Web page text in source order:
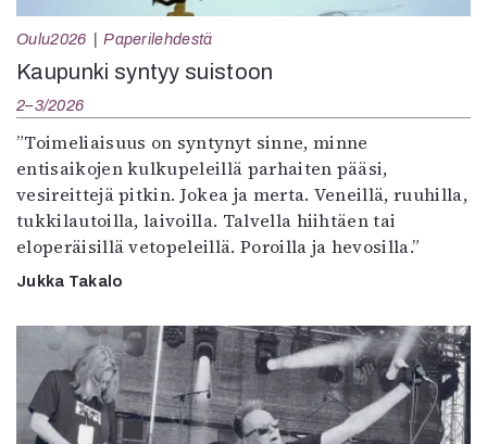
Oulu2026 Paperilehdestä
Kaupunki syntyy suistoon
2–3/2026
”Toimeliaisuus on syntynyt sinne, minne
entisaikojen kulkupeleillä parhaiten pääsi,
vesireittejä pitkin. Jokea ja merta. Veneillä, ruuhilla,
tukkilautoilla, laivoilla. Talvella hiihtäen tai
eloperäisillä vetopeleillä. Poroilla ja hevosilla.”
Jukka Takalo